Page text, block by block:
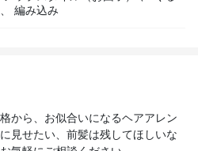
、 編み込み
から、お似合いになるヘアアレン
見せたい、前髪は残してほしいな